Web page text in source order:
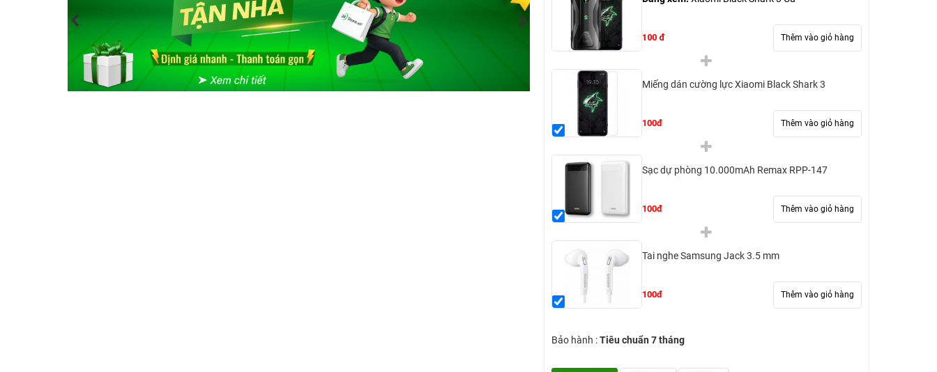
100 đ Thêm vào giỏ hàng
Miếng dán cường lực Xiaomi Black Shark 3
100đ Thêm vào giỏ hàng
Sạc dự phòng 10.000mAh Remax RPP-147
100đ Thêm vào giỏ hàng
Tai nghe Samsung Jack 3.5 mm
100đ Thêm vào giỏ hàng
Bảo hành :Tiêu chuẩn 7 tháng